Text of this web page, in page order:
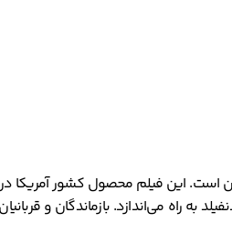
راه می‌اندازد. بازماندگان و